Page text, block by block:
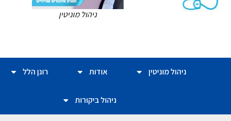
ניהול מוניטין
ניהול מוניטין אודות רונן הלל
ניהול ביקורות